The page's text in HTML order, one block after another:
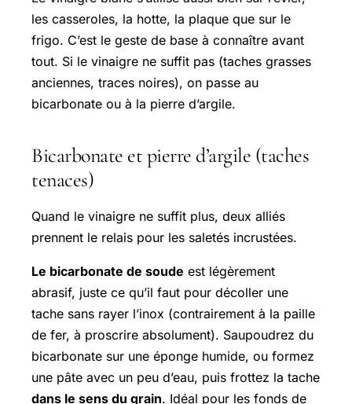
les casseroles, la hotte, la plaque que sur le
frigo. C’est le geste de base à connaître avant
tout. Si le vinaigre ne suffit pas (taches grasses
anciennes, traces noires), on passe au
bicarbonate ou à la pierre d’argile.
Bicarbonate et pierre d’argile (taches
tenaces)
Quand le vinaigre ne suffit plus, deux alliés
prennent le relais pour les saletés incrustées.
Le bicarbonate de soude est légèrement
abrasif, juste ce qu’il faut pour décoller une
tache sans rayer l’inox (contrairement à la paille
de fer, à proscrire absolument). Saupoudrez du
bicarbonate sur une éponge humide, ou formez
une pâte avec un peu d’eau, puis frottez la tache
dans le sens du grain. Idéal pour les fonds de